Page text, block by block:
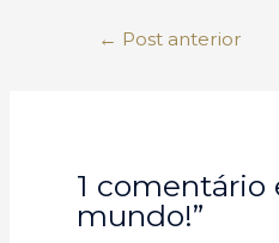
Navegação
← Post anterior
1 comentário
mundo!”